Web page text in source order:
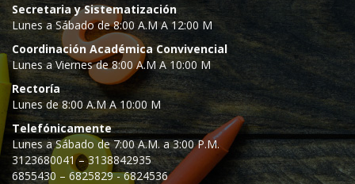
Secretaria y Sistematización
Lunes a Sábado de 8:00 A.M A 12:00 M
Coordinación Académica Convivencial
Lunes a Viernes de 8:00 A.M A 10:00 M
Rectoría
Lunes de 8:00 A.M A 10:00 M
Telefónicamente
Lunes a Sábado de 7:00 A.M. a 3:00 P.M.
3123680041 – 3138842935
6855430 – 6825829 - 6824536